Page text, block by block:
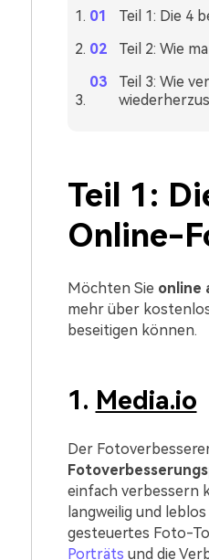
Teil 1: Die 4
Teil 2: Wie
Teil 3: Wie
Teil 1:
Online-
Möchten Sie online
mehr über
beseitigen können.
1. Media.io
Der
einfach verbessern
langweilig und
gesteuertes Foto-
Porträts und die